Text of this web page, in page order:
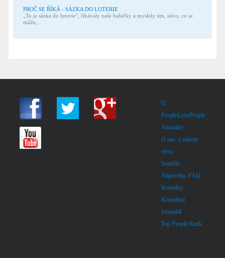
PROČ SE ŘÍKÁ - SÁZKA DO LOTERIE
„To je sázka do lutorie“, říkávaly naše babičky a myslely tím, něco, co se
může,...
O
PeopleLovePeople
Aktuality
O nás, o našem
týmu
Soutěže
Nápověda, FAQ
Kontakty
Kontaktní
formulář
Top People Rank